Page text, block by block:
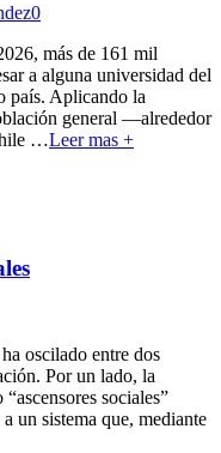
0
más de 161 mil
a alguna universidad del
país. Aplicando la
general —alrededor
…Leer mas +
oscilado entre dos
Por un lado, la
sociales”
un sistema que, mediante